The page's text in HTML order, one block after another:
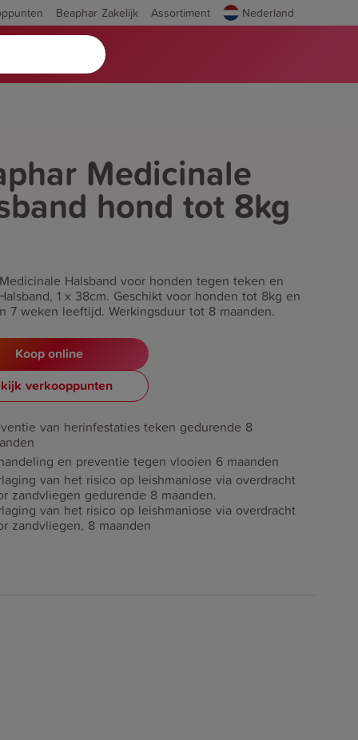
Beaphar Zakelijk Assortiment Nederland
Medicinale
hond tot 8kg
Halsband voor honden tegen teken en
1 x 38cm. Geschikt voor honden tot 8kg en
7 weken leeftijd. Werkingsduur tot 8 maanden.
Koop online
verkooppunten
van herinfestaties teken gedurende 8
en preventie tegen vlooien 6 maanden
van het risico op leishmaniose via overdracht
zandvliegen gedurende 8 maanden.
van het risico op leishmaniose via overdracht
zandvliegen, 8 maanden